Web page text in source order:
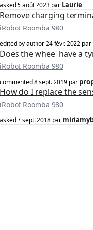
asked5 août 2023 par Laurie
Remove charging
iRobot Roomba 980
edited by author24 févr. 2022 par
Does the wheel have a
iRobot Roomba 980
commented8 sept. 2019 par
How do I replace the
iRobot Roomba 980
asked7 sept. 2018 par